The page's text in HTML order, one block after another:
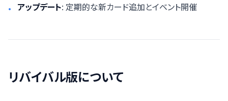
• アップデート: 定期的な新カード追加とイベント開催
リバイバル版について